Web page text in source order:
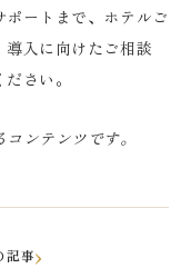
ートまで、ホテルご
導入に向けたご相談
さい。
ンテンツです。
記事